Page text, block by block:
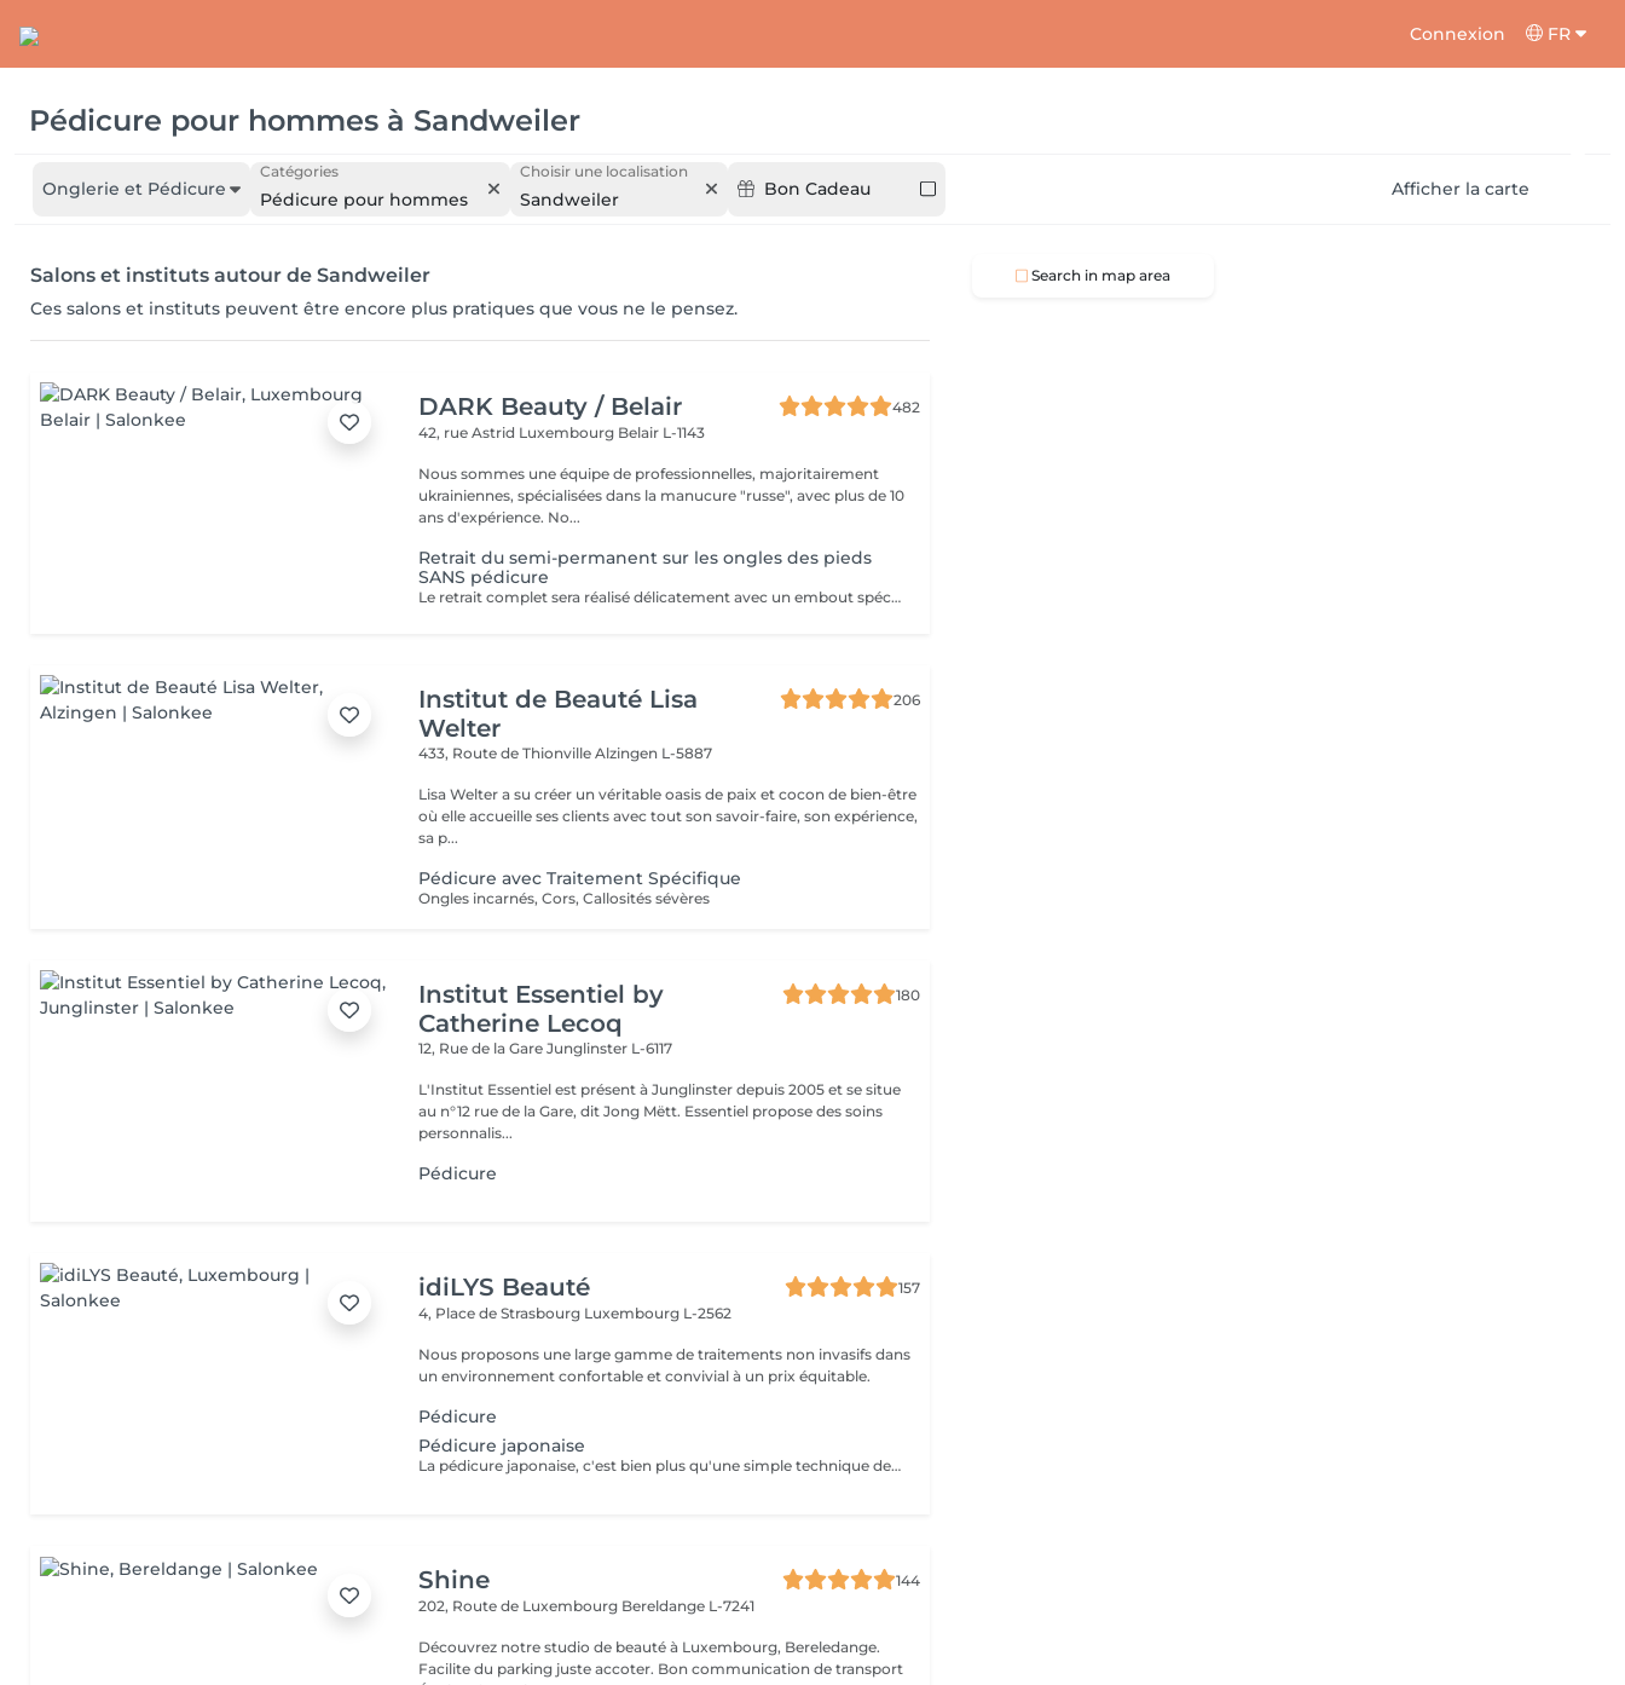
Connexion FR
Pédicure pour hommes à Sandweiler
Onglerie et Pédicure
Catégories
Pédicure pour hommes
Choisir une localisation
Sandweiler Bon Cadeau Afficher la carte
Salons et instituts autour de Sandweiler
Ces salons et instituts peuvent être encore plus pratiques que vous ne le pensez.
DARK Beauty / Belair
482
42, rue Astrid Luxembourg Belair L-1143
Nous sommes une équipe de professionnelles, majoritairement
ukrainiennes, spécialisées dans la manucure "russe", avec plus de 10
ans d'expérience. No...
Retrait du semi-permanent sur les ongles des pieds
SANS pédicure
Le retrait complet sera réalisé délicatement avec un embout spécial de ponceuse à ongles. Inclus dans la prestation : Façonner et limer les ongles.
Institut de Beauté Lisa
Welter
206
433, Route de ThionvilleAlzingen L-5887
Lisa Welter a su créer un véritable oasis de paix et cocon de bien-être
où elle accueille ses clients avec tout son savoir-faire, son expérience,
sa p...
Pédicure avec Traitement Spécifique
Ongles incarnés, Cors, Callosités sévères
Institut Essentiel by
Catherine Lecoq
180
12, Rue de la GareJunglinster L-6117
L'Institut Essentiel est présent à Junglinster depuis 2005 et se situe
au n°12 rue de la Gare, dit Jong Mëtt. Essentiel propose des soins
personnalis...
Pédicure
idiLYS Beauté
157
4, Place de Strasbourg Luxembourg L-2562
Nous proposons une large gamme de traitements non invasifs dans
un environnement confortable et convivial à un prix équitable.
Pédicure
Pédicure japonaise
La pédicure japonaise, c'est bien plus qu'une simple technique de soin des ongles. Le but, c'est vraiment de redonner de l'éclat et de la vitalité aux ongles. Des ingrédients naturels sont utilisés pour chouchouter les ongles et mettre en valeur leur beauté innée : - on nourrit et on renforce les ongles avec des produits comme la cire d'abeille, le lait de riz et le soja. - on utilise des outils spécifiques et des techniques toutes douces, comme un polissage délicat et l'application de pâtes riches en nutriments.
Shine
144
202, Route de Luxembourg Bereldange L-7241
Découvrez notre studio de beauté à Luxembourg, Bereledange.
Facilite du parking juste accoter. Bon communication de transport
Search in map area